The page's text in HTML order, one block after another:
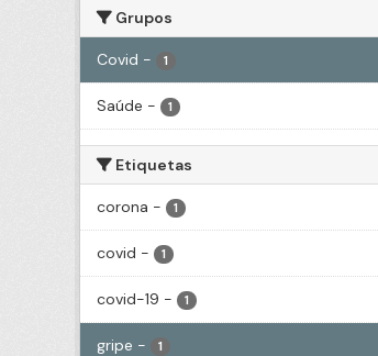
Grupos
Covid - 1
Saúde - 1
Etiquetas
corona - 1
covid - 1
covid-19 - 1
gripe - 1